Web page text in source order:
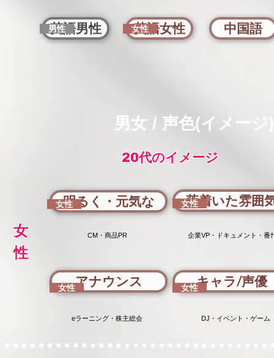
アナウンス
女性
eラーニング・株主総会
キャラ/声優
女性
DJ・イベント・ゲーム
明るく・元気な
女性
CM・商品PR
落着いた雰囲
女性
企業VP・ドキュメント・番
女
性
英語男性
男性 英語女性
女性 中国語
男女 / 声色(イメー
20代のイメージ